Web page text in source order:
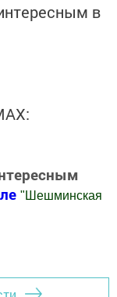
в
" Шешминская